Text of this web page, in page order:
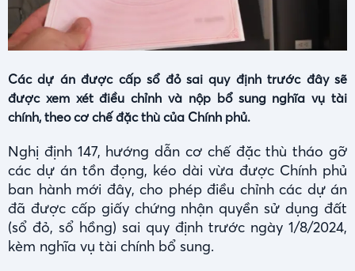
Các dự án được cấp sổ đỏ sai quy định trước đây sẽ
được xem xét điều chỉnh và nộp bổ sung nghĩa vụ tài
chính, theo cơ chế đặc thù của Chính phủ.
Nghị định 147, hướng dẫn cơ chế đặc thù tháo gỡ
các dự án tồn đọng, kéo dài vừa được Chính phủ
ban hành mới đây, cho phép điều chỉnh các dự án
đã được cấp giấy chứng nhận quyền sử dụng đất
(sổ đỏ, sổ hồng) sai quy định trước ngày 1/8/2024,
kèm nghĩa vụ tài chính bổ sung.